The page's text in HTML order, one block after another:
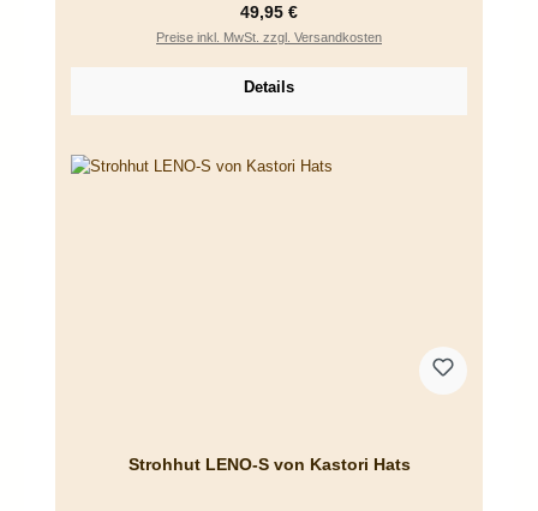
Regulärer Preis:
49,95 €
Preise inkl. MwSt. zzgl. Versandkosten
Details
Strohhut LENO-S von Kastori Hats